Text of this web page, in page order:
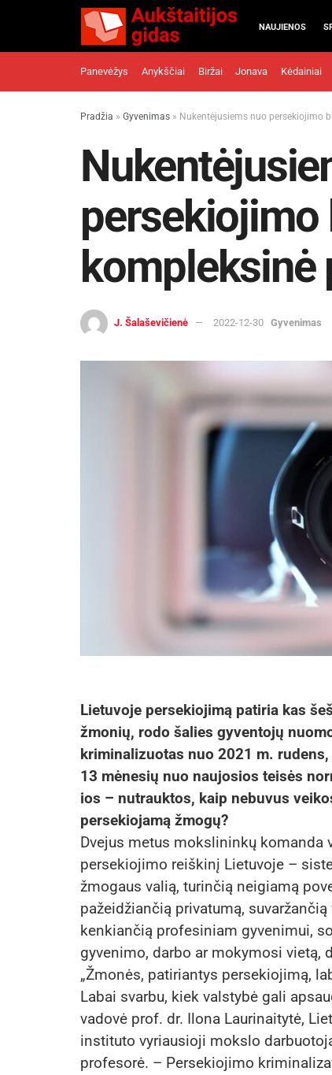
NAUJIENOS
Panevėžys Anykščiai Biržai Jonava Kėdainiai
Pradžia » Gyvenimas » Nukentėjusiems nuo persekiojimo
persekiojimo
kompleksinė
J. Šalaševičienė 2022-12-30 Gyvenimas
Lietuvoje persekiojimą patiria kas
žmonių, rodo šalies gyventojų
kriminalizuotas nuo 2021 m.
13 mėnesių nuo naujosios teisės
ios – nutrauktos, kaip nebuvus
persekiojamą žmogų?
Dvejus metus mokslininkų
persekiojimo reiškinį Lietuvoje –
žmogaus valią, turinčią neigiamą
pažeidžiančią privatumą,
kenkiančią profesiniam gyvenimui,
gyvenimo, darbo ar mokymosi vietą,
„Žmonės, patiriantys persekiojimą,
Labai svarbu, kiek valstybė gali
vadovė prof. dr. Ilona Laurinaitytė,
instituto vyriausioji mokslo
profesorė. – Persekiojimo